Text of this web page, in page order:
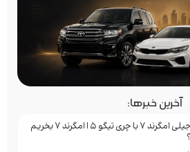
آخرین خبرها:
مقایسه جیلی امگرند 7 با چری تیگو 5 | امگرند 7 بخریم